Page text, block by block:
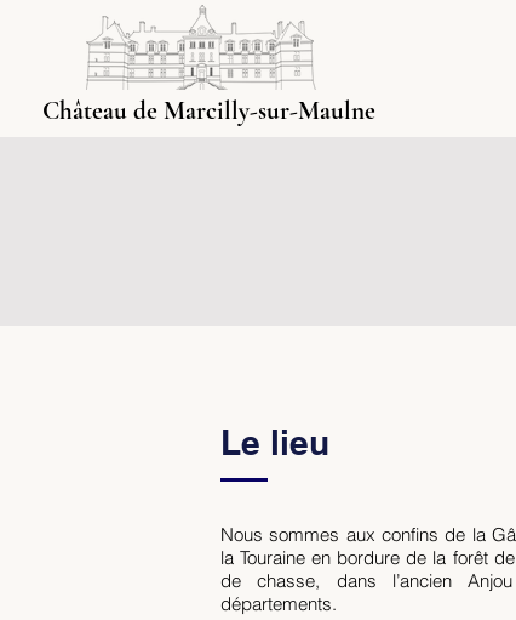
Château de Marcilly-sur-Maulne
Le lieu
Nous sommes aux confins de la
la Touraine en bordure de la forêt
de chasse, dans l’ancien
départements.